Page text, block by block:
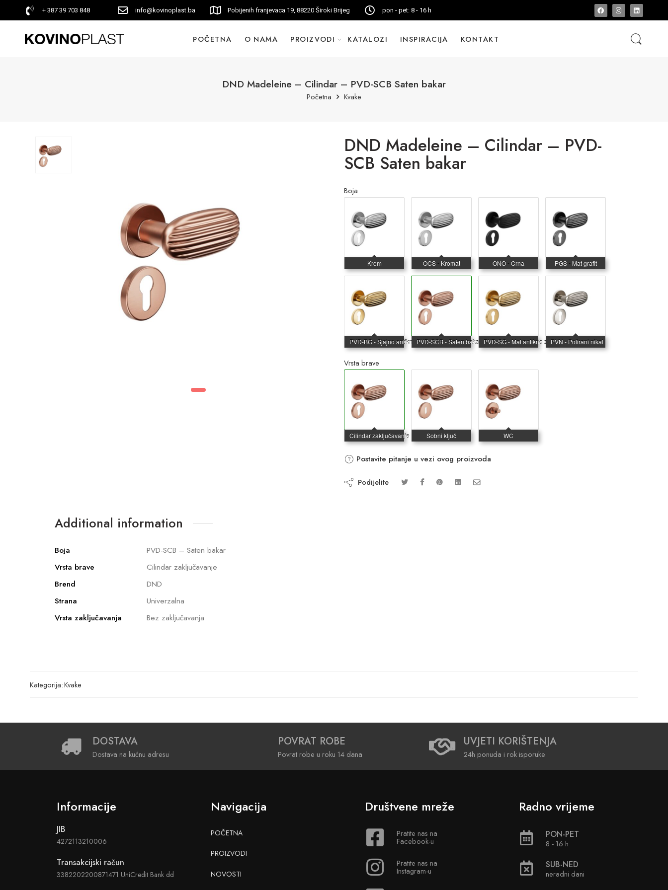
+ 387 39 703 848 info@kovinoplast.ba Pobijenih franjevaca 19, 88220 Široki Brijeg pon - pet: 8 - 16 h
POČETNA O NAMA PROIZVODI KATALOZI INSPIRACIJA KONTAKT
DND Madeleine – Cilindar – PVD-SCB Saten bakar
Početna Kvake
DND Madeleine – Cilindar – PVD-
SCB Saten bakar
Boja
Vrsta brave
Postavite pitanje u vezi ovog proizvoda
Podijelite
Additional information
Boja
PVD-SCB – Saten bakar
Vrsta brave
Cilindar zaključavanje
Brend
DND
Strana
Univerzalna
Vrsta zaključavanja
Bez zaključavanja
Kategorija:Kvake
DOSTAVA
Dostava na kućnu adresu
POVRAT ROBE
Povrat robe u roku 14 dana
UVJETI KORIŠTENJA
24h ponuda i rok isporuke
Informacije
JIB
4272113210006
Transakcijski račun
3382202200871471 UniCredit Bank dd
Navigacija
POČETNA
PROIZVODI
NOVOSTI
Društvene mreže
Pratite nas na
Facebook-u
Pratite nas na
Instagram-u
Radno vrijeme
PON-PET
8 - 16 h
SUB-NED
neradni dani